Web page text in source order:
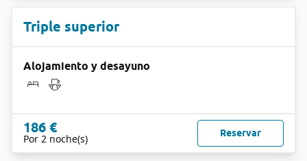
Triple superior
Alojamiento y desayuno
186 €
Por 2 noche(s) Reservar